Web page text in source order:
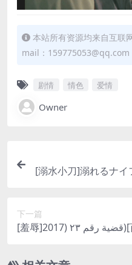
本站所有资源均来自互联
mail：159775053@qq.com
剧情 情色 爱情
Owner
[溺水小刀]溺れるナイ
下一篇
[羞辱]قضية رقم ٢٣ (2017)[百度网盘+夸克网盘1080
B][中英字幕]